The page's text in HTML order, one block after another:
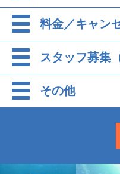
料金／キャン
スタッフ募集
その他